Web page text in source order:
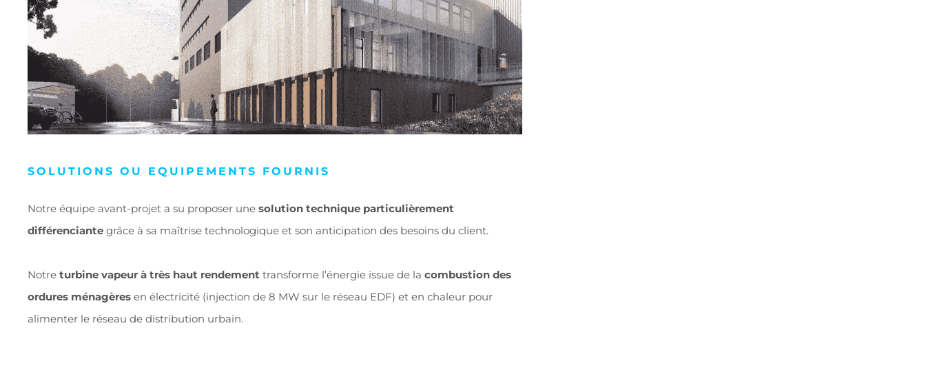
SOLUTIONS OU EQUIPEMENTS FOURNIS
Notre équipe avant-projet a su proposer une solution technique particulièrement
différenciante grâce à sa maîtrise technologique et son anticipation des besoins du client.
Notre turbine vapeur à très haut rendement transforme l’énergie issue de la combustion des
ordures ménagères en électricité (injection de 8 MW sur le réseau EDF) et en chaleur pour
alimenter le réseau de distribution urbain.